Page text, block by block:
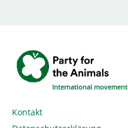
International movement
Kontakt